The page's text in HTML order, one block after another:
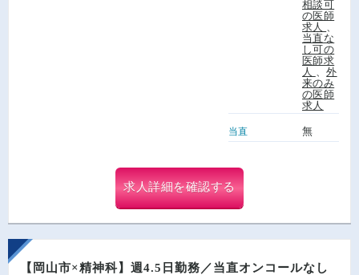
相談可
の医師
求人
当直な
し可の
医師求
人
、外
来のみ
の医師
求人
当直 無
求人詳細を確認する
【岡山市×精神科】週4.5日勤務／当直オンコールなし